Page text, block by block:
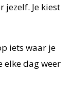
jezelf. Je kiest
iets waar je
elke dag weer